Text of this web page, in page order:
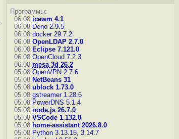
Программы:
06.08 icewm 4.1
06.08 Deno 2.9.5
06.08 docker 29.7.2
06.08 OpenLDAP 2.7.0
06.08 Eclipse 7.121.0
06.08 OpenCloud 7.2.3
06.08 mesa 3d 26.2
05.08 OpenVPN 2.7.6
05.08 NetBeans 31
05.08 ublock 1.73.0
05.08 gstreamer 1.28.6
05.08 PowerDNS 5.1.4
05.08 node.js 26.7.0
05.08 VSCode 1.132.0
05.08 home-assistant 2026.8.0
05.08 Python 3.13.15, 3.14.7